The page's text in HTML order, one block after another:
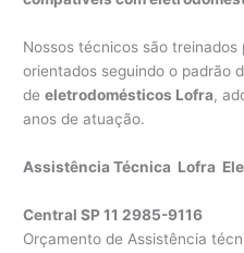
Nossos técnicos são treinados
orientados seguindo o padrão
deeletrodomésticos Lofra,
anos de atuação.
Assistência Técnica Lofra
Central SP 11 2985-9116
Orçamento de Assistência